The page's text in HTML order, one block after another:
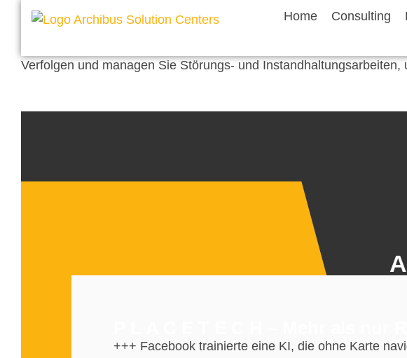
Home Consulting
Verfolgen und managen Sie Störungs- und
+++ Facebook trainierte eine KI, die ohne Karte